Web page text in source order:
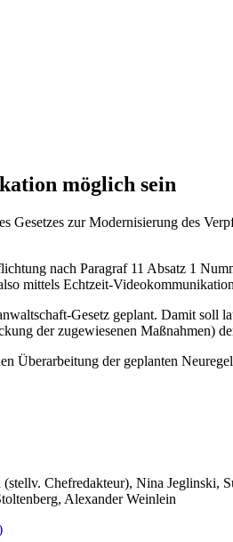
möglich sein
zur Modernisierung des
nach Paragraf 11 Absatz 1
mittels Echtzeit-
Gesetz geplant. Damit soll
der zugewiesenen Maßnahmen)
Überarbeitung der geplanten
Chefredakteur), Nina Jeglinski,
Alexander Weinlein